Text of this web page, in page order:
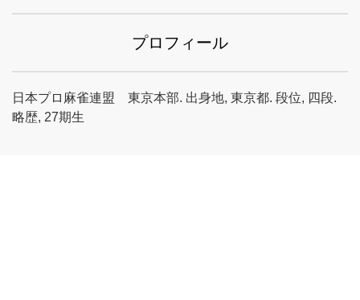
プロフィール
日本プロ麻雀連盟 東京本部. 出身地, 東京都. 段位, 四段.
略歴, 27期生